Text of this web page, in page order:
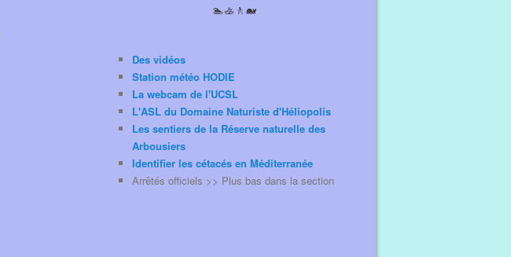
🏊🚣🚶🐋
Des vidéos
Station météo HODIE
La webcam de l'UCSL
L'ASL du Domaine Naturiste d'Héliopolis
Les sentiers de la Réserve naturelle des
Arbousiers
Identifier les cétacés en Méditerranée
Arrêtés officiels >> Plus bas dans la section